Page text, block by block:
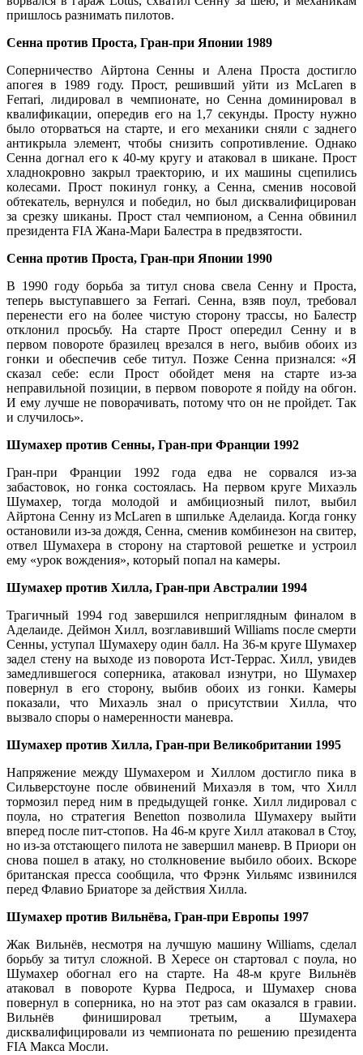
пришлось разнимать пилотов.
Сенна против Проста, Гран-при Японии 1989
Соперничество Айртона Сенны и Алена Проста достигло
апогея в 1989 году. Прост, решивший уйти из McLaren в
Ferrari, лидировал в чемпионате, но Сенна доминировал в
квалификации, опередив его на 1,7 секунды. Просту нужно
было оторваться на старте, и его механики сняли с заднего
антикрыла элемент, чтобы снизить сопротивление. Однако
Сенна догнал его к 40-му кругу и атаковал в шикане. Прост
хладнокровно закрыл траекторию, и их машины сцепились
колесами. Прост покинул гонку, а Сенна, сменив носовой
обтекатель, вернулся и победил, но был дисквалифицирован
за срезку шиканы. Прост стал чемпионом, а Сенна обвинил
президента FIA Жана-Мари Балестра в предвзятости.
Сенна против Проста, Гран-при Японии 1990
В 1990 году борьба за титул снова свела Сенну и Проста,
теперь выступавшего за Ferrari. Сенна, взяв поул, требовал
перенести его на более чистую сторону трассы, но Балестр
отклонил просьбу. На старте Прост опередил Сенну и в
первом повороте бразилец врезался в него, выбив обоих из
гонки и обеспечив себе титул. Позже Сенна признался: «Я
сказал себе: если Прост обойдет меня на старте из-за
неправильной позиции, в первом повороте я пойду на обгон.
И ему лучше не поворачивать, потому что он не пройдет. Так
и случилось».
Шумахер против Сенны, Гран-при Франции 1992
Гран-при Франции 1992 года едва не сорвался из-за
забастовок, но гонка состоялась. На первом круге Михаэль
Шумахер, тогда молодой и амбициозный пилот, выбил
Айртона Сенну из McLaren в шпильке Аделаида. Когда гонку
остановили из-за дождя, Сенна, сменив комбинезон на свитер,
отвел Шумахера в сторону на стартовой решетке и устроил
ему «урок вождения», который попал на камеры.
Шумахер против Хилла, Гран-при Австралии 1994
Трагичный 1994 год завершился неприглядным финалом в
Аделаиде. Деймон Хилл, возглавивший Williams после смерти
Сенны, уступал Шумахеру один балл. На 36-м круге Шумахер
задел стену на выходе из поворота Ист-Террас. Хилл, увидев
замедлившегося соперника, атаковал изнутри, но Шумахер
повернул в его сторону, выбив обоих из гонки. Камеры
показали, что Михаэль знал о присутствии Хилла, что
вызвало споры о намеренности маневра.
Шумахер против Хилла, Гран-при Великобритании 1995
Напряжение между Шумахером и Хиллом достигло пика в
Сильверстоуне после обвинений Михаэля в том, что Хилл
тормозил перед ним в предыдущей гонке. Хилл лидировал с
поула, но стратегия Benetton позволила Шумахеру выйти
вперед после пит-стопов. На 46-м круге Хилл атаковал в Стоу,
но из-за отстающего пилота не завершил маневр. В Приори он
снова пошел в атаку, но столкновение выбило обоих. Вскоре
британская пресса сообщила, что Фрэнк Уильямс извинился
перед Флавио Бриаторе за действия Хилла.
Шумахер против Вильнёва, Гран-при Европы 1997
Жак Вильнёв, несмотря на лучшую машину Williams, сделал
борьбу за титул сложной. В Хересе он стартовал с поула, но
Шумахер обогнал его на старте. На 48-м круге Вильнёв
атаковал в повороте Курва Педроса, и Шумахер снова
повернул в соперника, но на этот раз сам оказался в гравии.
Вильнёв финишировал третьим, а Шумахера
дисквалифицировали из чемпионата по решению президента
FIA Макса Мосли.